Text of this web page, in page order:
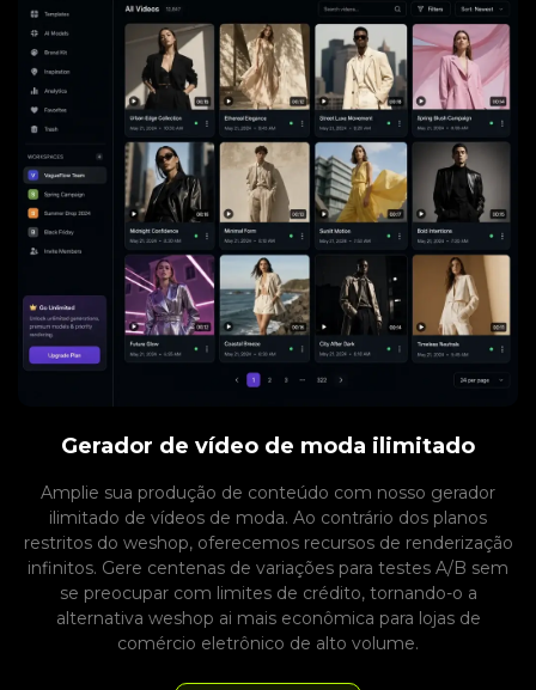
Gerador de vídeo de moda ilimitado
Amplie sua produção de conteúdo com nosso gerador
ilimitado de vídeos de moda. Ao contrário dos planos
restritos do weshop, oferecemos recursos de renderização
infinitos. Gere centenas de variações para testes A/B sem
se preocupar com limites de crédito, tornando-o a
alternativa weshop ai mais econômica para lojas de
comércio eletrônico de alto volume.